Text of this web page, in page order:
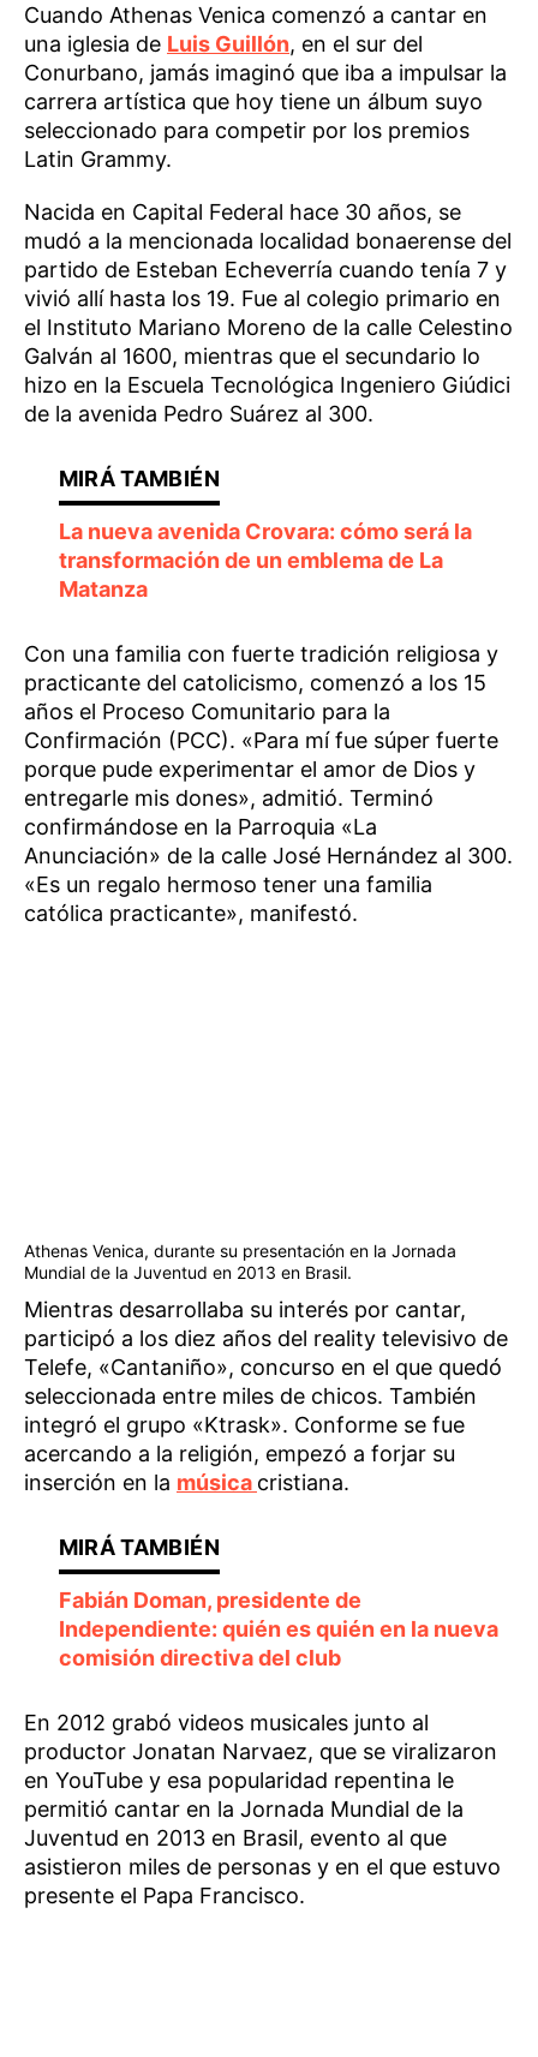
Cuando Athenas Venica comenzó a cantar en
una iglesia de Luis Guillón, en el sur del
Conurbano, jamás imaginó que iba a impulsar la
carrera artística que hoy tiene un álbum suyo
seleccionado para competir por los premios
Latin Grammy.
Nacida en Capital Federal hace 30 años, se
mudó a la mencionada localidad bonaerense del
partido de Esteban Echeverría cuando tenía 7 y
vivió allí hasta los 19. Fue al colegio primario en
el Instituto Mariano Moreno de la calle Celestino
Galván al 1600, mientras que el secundario lo
hizo en la Escuela Tecnológica Ingeniero Giúdici
de la avenida Pedro Suárez al 300.
La nueva avenida Crovara: cómo será la
transformación de un emblema de La
Matanza
Con una familia con fuerte tradición religiosa y
practicante del catolicismo, comenzó a los 15
años el Proceso Comunitario para la
Confirmación (PCC). «Para mí fue súper fuerte
porque pude experimentar el amor de Dios y
entregarle mis dones», admitió. Terminó
confirmándose en la Parroquia «La
Anunciación» de la calle José Hernández al 300.
«Es un regalo hermoso tener una familia
católica practicante», manifestó.
Athenas Venica, durante su presentación en la Jornada
Mundial de la Juventud en 2013 en Brasil.
Mientras desarrollaba su interés por cantar,
participó a los diez años del reality televisivo de
Telefe, «Cantaniño», concurso en el que quedó
seleccionada entre miles de chicos. También
integró el grupo «Ktrask». Conforme se fue
acercando a la religión, empezó a forjar su
inserción en la música cristiana.
Fabián Doman, presidente de
Independiente: quién es quién en la nueva
comisión directiva del club
En 2012 grabó videos musicales junto al
productor Jonatan Narvaez, que se viralizaron
en YouTube y esa popularidad repentina le
permitió cantar en la Jornada Mundial de la
Juventud en 2013 en Brasil, evento al que
asistieron miles de personas y en el que estuvo
presente el Papa Francisco.